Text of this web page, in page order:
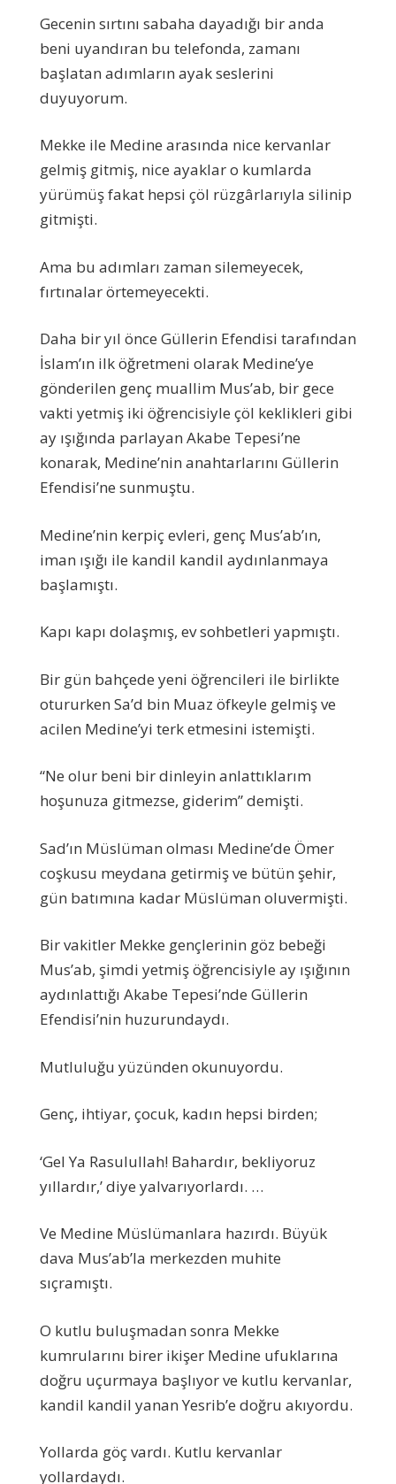
Gecenin sırtını sabaha dayadığı bir anda
beni uyandıran bu telefonda, zamanı
başlatan adımların ayak seslerini
duyuyorum.
Mekke ile Medine arasında nice kervanlar
gelmiş gitmiş, nice ayaklar o kumlarda
yürümüş fakat hepsi çöl rüzgârlarıyla silinip
gitmişti.
Ama bu adımları zaman silemeyecek,
fırtınalar örtemeyecekti.
Daha bir yıl önce Güllerin Efendisi tarafından
İslam’ın ilk öğretmeni olarak Medine’ye
gönderilen genç muallim Mus’ab, bir gece
vakti yetmiş iki öğrencisiyle çöl keklikleri gibi
ay ışığında parlayan Akabe Tepesi’ne
konarak, Medine’nin anahtarlarını Güllerin
Efendisi’ne sunmuştu.
Medine’nin kerpiç evleri, genç Mus’ab’ın,
iman ışığı ile kandil kandil aydınlanmaya
başlamıştı.
Kapı kapı dolaşmış, ev sohbetleri yapmıştı.
Bir gün bahçede yeni öğrencileri ile birlikte
otururken Sa’d bin Muaz öfkeyle gelmiş ve
acilen Medine’yi terk etmesini istemişti.
“Ne olur beni bir dinleyin anlattıklarım
hoşunuza gitmezse, giderim” demişti.
Sad’ın Müslüman olması Medine’de Ömer
coşkusu meydana getirmiş ve bütün şehir,
gün batımına kadar Müslüman oluvermişti.
Bir vakitler Mekke gençlerinin göz bebeği
Mus’ab, şimdi yetmiş öğrencisiyle ay ışığının
aydınlattığı Akabe Tepesi’nde Güllerin
Efendisi’nin huzurundaydı.
Mutluluğu yüzünden okunuyordu.
Genç, ihtiyar, çocuk, kadın hepsi birden;
‘Gel Ya Rasulullah! Bahardır, bekliyoruz
yıllardır,’ diye yalvarıyorlardı. …
Ve Medine Müslümanlara hazırdı. Büyük
dava Mus’ab’la merkezden muhite
sıçramıştı.
O kutlu buluşmadan sonra Mekke
kumrularını birer ikişer Medine ufuklarına
doğru uçurmaya başlıyor ve kutlu kervanlar,
kandil kandil yanan Yesrib’e doğru akıyordu.
Yollarda göç vardı. Kutlu kervanlar
yollardaydı.